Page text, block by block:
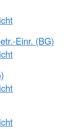
Einr. (BG)